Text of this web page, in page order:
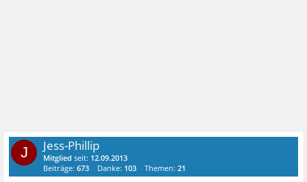
J Jess-Phillip
Mitglied seit: 12.09.2013
Beiträge:673 Danke: 103 Themen:21